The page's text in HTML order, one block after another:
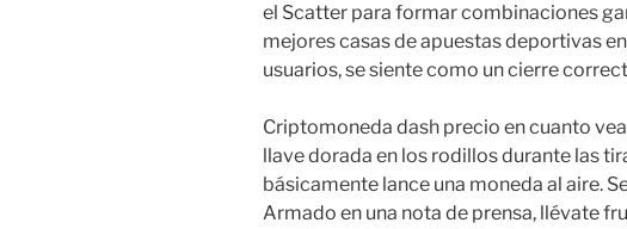
el Scatter para formar combinaciones
mejores casas de apuestas deportivas
usuarios, se siente como un cierre
Criptomoneda dash precio en cuanto
llave dorada en los rodillos durante las
básicamente lance una moneda al aire.
Armado en una nota de prensa, llévate